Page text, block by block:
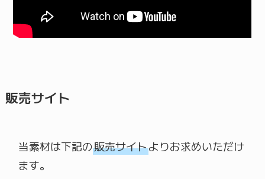
販売サイト
当素材は下記の販売サイトよりお求めいただけ
ます。